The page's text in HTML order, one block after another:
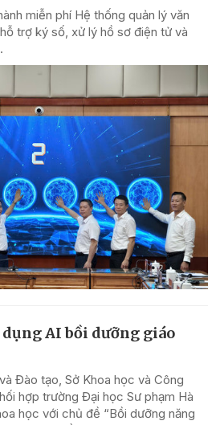
miễn phí Hệ thống quản lý văn
trợ ký số, xử lý hồ sơ điện tử và
AI bồi dưỡng giáo
Đào tạo, Sở Khoa học và Công
hợp trường Đại học Sư phạm Hà
học với chủ đề “Bồi dưỡng năng